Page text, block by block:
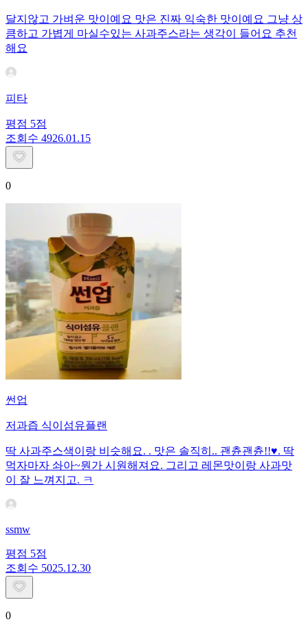
달지않고 가벼운 맛이예요 맛은 진짜 익숙한 맛이예요 그냥 상
큼하고 가볍게 마실수있는 사과주스라는 생각이 들어요 추천
해요
피타
평점 5점
조회수 4926.01.15
0
썬업
저과즙 식이섬유플랜
딱 사과주스색이랑 비슷해요. ​. 맛은 솔직히.. 괜츈괜츈!!♥. 딱
먹자마자 솨아~뭔가 시원해져요. 그리고 레몬맛이랑 사과맛
이 잘 느껴지고. ㅋ
ssmw
평점 5점
조회수 5025.12.30
0